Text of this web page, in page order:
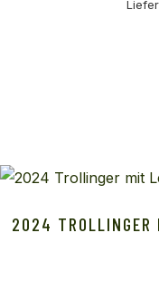
2024 TROLLINGER